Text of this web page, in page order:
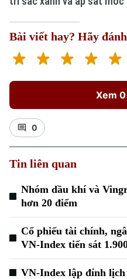
Xu hướng
Bài viết hay? Hãy
Xem
0
Tin liên quan
Nhóm dầu khí và
hơn 20 điểm
Cổ phiếu tài chính,
VN-Index tiến sát
VN-Index lập đỉnh lịch